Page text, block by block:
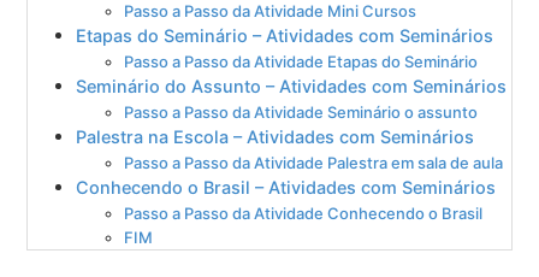
Passo a Passo da Atividade Mini Cursos
Etapas do Seminário – Atividades com Seminários
Passo a Passo da Atividade Etapas do Seminário
Seminário do Assunto – Atividades com Seminários
Passo a Passo da Atividade Seminário o assunto
Palestra na Escola – Atividades com Seminários
Passo a Passo da Atividade Palestra em sala de aula
Conhecendo o Brasil – Atividades com Seminários
Passo a Passo da Atividade Conhecendo o Brasil
FIM